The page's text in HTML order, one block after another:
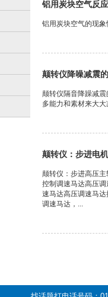
铝用炭块空气反
铝用炭块空气的现
颠转仪降噪减震
颠转仪隔音降躁减
多能力和素材来大
颠转仪：步进电
颠转仪：步进高压
控制调速马达高压
速马达高压调速马
调速马达，...